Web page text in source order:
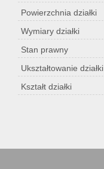
Powierzchnia działki
Wymiary działki
Stan prawny
Ukształtowanie działki
Kształt działki